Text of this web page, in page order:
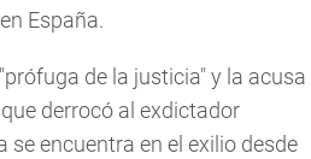
España.
de la justicia" y la acusa
derrocó al exdictador
encuentra en el exilio desde